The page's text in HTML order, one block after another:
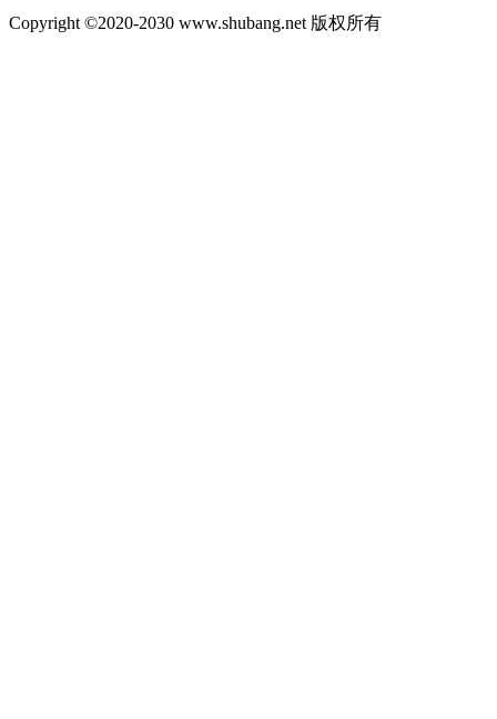
Copyright ©2020-2030 www.shubang.net 版权所有